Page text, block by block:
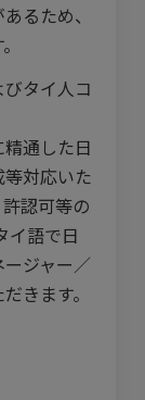
るため、
タイ人コ
通した日
対応いた
認可等の
イ語で日
ジャー／
きます。